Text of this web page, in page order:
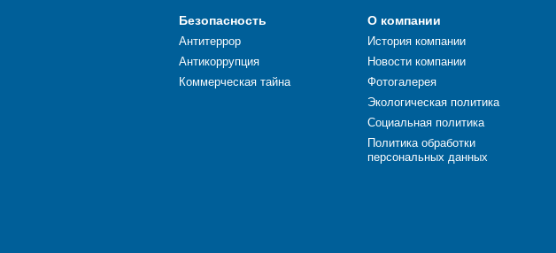
Безопасность
Антитеррор
Антикоррупция
Коммерческая тайна
О компании
История компании
Новости компании
Фотогалерея
Экологическая политика
Социальная политика
Политика обработки
персональных данных